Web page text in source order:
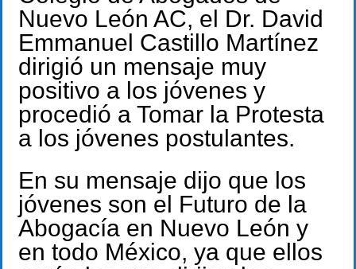
Nuevo León AC, el Dr. David
Emmanuel Castillo Martínez
dirigió un mensaje muy
positivo a los jóvenes y
procedió a Tomar la Protesta
a los jóvenes postulantes.
En su mensaje dijo que los
jóvenes son el Futuro de la
Abogacía en Nuevo León y
en todo México, ya que ellos